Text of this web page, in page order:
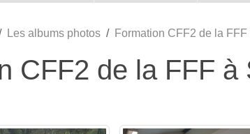
Les albums photos Formation CFF2 de la
CFF2 de la FFF